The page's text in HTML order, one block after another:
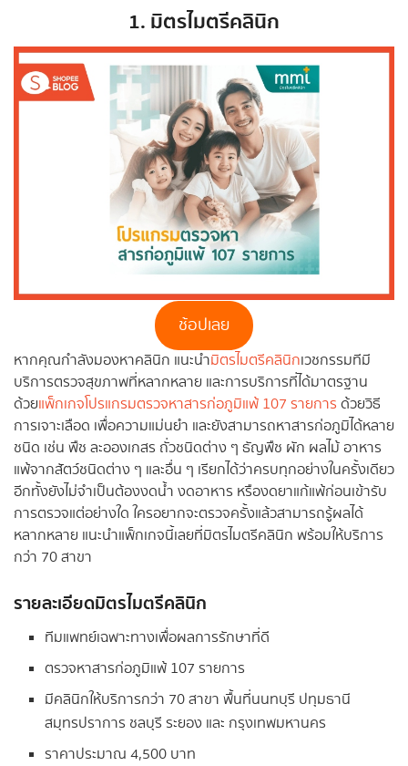
1. มิตรไมตรีคลินิก
ช้อปเลย
หากคุณกำลังมองหาคลินิก แนะนำมิตรไมตรีคลินิกเวชกรรมทีมี
บริการตรวจสุขภาพที่หลากหลาย และการบริการที่ได้มาตรฐาน
ด้วยแพ็กเกจโปรแกรมตรวจหาสารก่อภูมิแพ้ 107 รายการ ด้วยวิธี
การเจาะเลือด เพื่อความแม่นยำ และยังสามารถหาสารก่อภูมิได้หลาย
ชนิด เช่น พืช ละอองเกสร ถั่วชนิดต่าง ๆ ธัญพืช ผัก ผลไม้ อาหาร
แพ้จากสัตว์ชนิดต่าง ๆ และอื่น ๆ เรียกได้ว่าครบทุกอย่างในครั้งเดียว
อีกทั้งยังไม่จำเป็นต้องงดน้ำ งดอาหาร หรืองดยาแก้แพ้ก่อนเข้ารับ
การตรวจแต่อย่างใด ใครอยากจะตรวจครั้งแล้วสามารถรู้ผลได้
หลากหลาย แนะนำแพ็กเกจนี้เลยที่มิตรไมตรีคลินิก พร้อมให้บริการ
กว่า 70 สาขา
รายละเอียดมิตรไมตรีคลินิก
ทีมแพทย์เฉพาะทางเพื่อผลการรักษาที่ดี
ตรวจหาสารก่อภูมิแพ้ 107 รายการ
มีคลินิกให้บริการกว่า 70 สาขา พื้นที่นนทบุรี ปทุมธานี
สมุทรปราการ ชลบุรี ระยอง และ กรุงเทพมหานคร
ราคาประมาณ 4,500 บาท